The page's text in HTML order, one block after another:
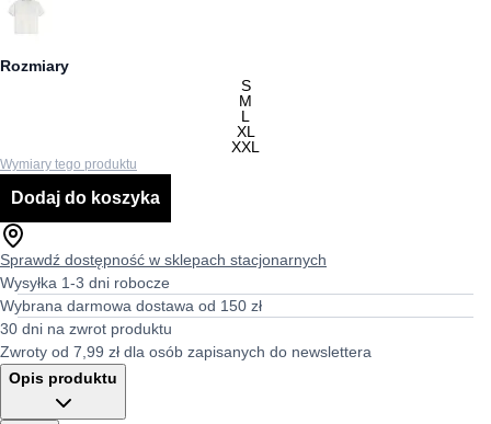
Rozmiary
S
M
L
XL
XXL
Wymiary tego produktu
Dodaj do koszyka
Sprawdź dostępność w sklepach stacjonarnych
Wysyłka 1-3 dni robocze
Wybrana darmowa dostawa od 150 zł
30 dni na zwrot produktu
Zwroty od 7,99 zł dla osób zapisanych do newslettera
Opis produktu